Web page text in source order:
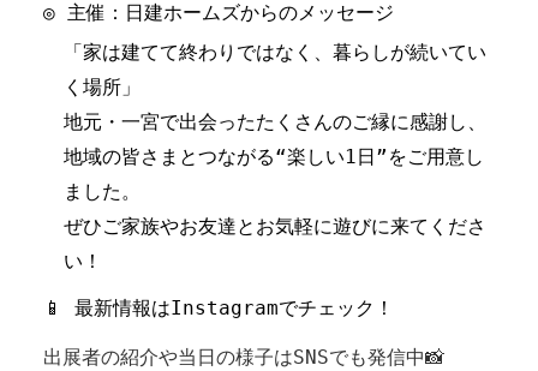
◎ 主催：日建ホームズからのメッセージ
「家は建てて終わりではなく、暮らしが続いてい
く場所」
地元・一宮で出会ったたくさんのご縁に感謝し、
地域の皆さまとつながる“楽しい1日”をご用意し
ました。
ぜひご家族やお友達とお気軽に遊びに来てくださ
い！
📱 最新情報はInstagramでチェック！
出展者の紹介や当日の様子はSNSでも発信中📸